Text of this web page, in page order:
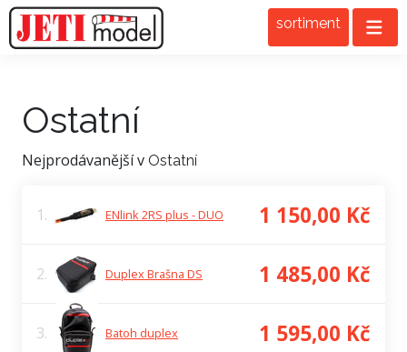
sortiment
Ostatní
Nejprodávanější v Ostatní
1. ENlink 2RS plus - DUO 1 150,00 Kč
2. Duplex Brašna DS 1 485,00 Kč
3. Batoh duplex 1 595,00 Kč